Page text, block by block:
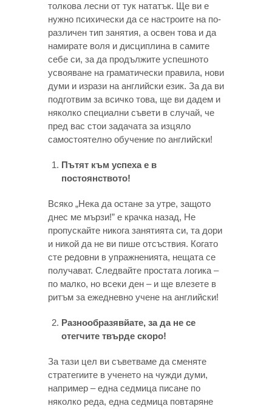
толкова лесни от тук нататък. Ще ви е
нужно психически да се настроите на по-
различен тип занятия, а освен това и да
намирате воля и дисциплина в самите
себе си, за да продължите успешното
усвояване на граматически правила, нови
думи и изрази на английски език. За да ви
подготвим за всичко това, ще ви дадем и
няколко специални съвети в случай, че
пред вас стои задачата за изцяло
самостоятелно обучение по английски!
Пътят към успеха е в
постоянството!
Всяко „Нека да остане за утре, защото
днес ме мързи!” е крачка назад, Не
пропускайте никога занятията си, та дори
и никой да не ви пише отсъствия. Когато
сте редовни в упражненията, нещата се
получават. Следвайте простата логика –
по малко, но всеки ден – и ще влезете в
ритъм за ежедневно учене на английски!
Разнообразявйате, за да не се
отегчите твърде скоро!
За тази цел ви съветваме да сменяте
стратегиите в ученето на чужди думи,
например – една седмица писане по
няколко реда, една седмица повтаряне